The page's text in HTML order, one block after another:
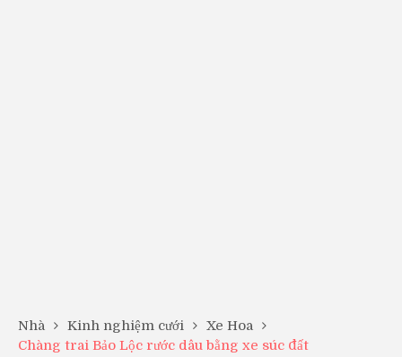
Nhà Kinh nghiệm cưới
Xe Hoa
Chàng trai Bảo Lộc rước dâu bằng xe súc đất